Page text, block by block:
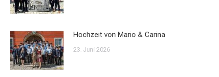
Hochzeit von Mario & Carina
23. Juni 2026